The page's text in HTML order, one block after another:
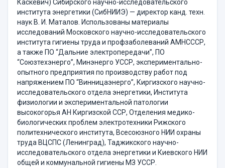
Каскевич) Сибирского научно-исследовательского
института энергетики (СибНИИЭ) — директор канд. техн.
наук В. И. Маталов. Использованы материалы
исследований Московского научно-исследовательского
института гигиены труда и профзаболеваний АМНСССР,
а также ПО “Дальние электропередачи”, ПО
“Союзтехэнерго”, Минэнерго УССР, экспериментально-
опытного предприятия по производству работ под
напряжением ПО “Винницаэнерго”, Киргизского научно-
исследовательского отдела энергетики, Института
физиологии и экспериментальной патологии
высокогорья АН Киргизской ССР, Отделения медико-
биологических проблем электротехники Рижского
политехнического института, Всесоюзного НИИ охраны
труда ВЦСПС (Ленинград), Таджикского научно-
исследовательского отдела энергетики и Киевского НИИ
общей и коммунальной гигиены МЗ УССР.